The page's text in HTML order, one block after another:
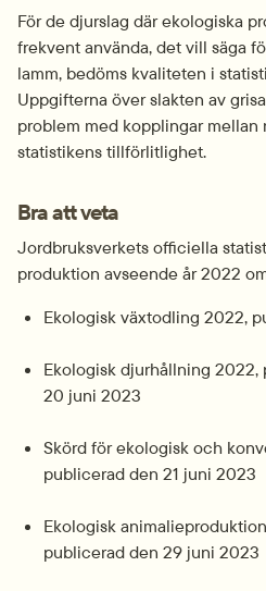
För de djurslag där ekologiska
frekvent använda, det vill säga
lamm, bedöms kvaliteten i
Uppgifterna över slakten av
problem med koppl­ingar mellan
statistikens tillför­lit­lighet.
Bra att veta
Jordbruksverkets officiella
produktion avseende år 2022
Ekologisk växtodling 2022,
Ekologisk djurhållning 2022,
20 juni 2023
Skörd för ekologisk och
publicerad den 21 juni 2023
Ekologisk
publicerad den 29 juni 2023